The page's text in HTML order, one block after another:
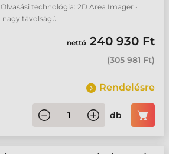
technológia: 2D Area Imager •
nagy távolságú
nettó 240 930 Ft
(305 981 Ft)
Rendelésre
db